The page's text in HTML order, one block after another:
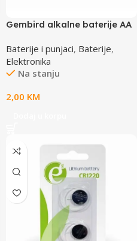
Gembird alkalne baterije AA
01
Baterije i punjaci, Baterije,
Elektronika
Na stanju
2,00 KM